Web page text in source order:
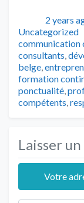
Publié2 years
Uncategorized
communication
consultants,
belge,
formation
ponctualité,
compétents,
Laisser
Votre